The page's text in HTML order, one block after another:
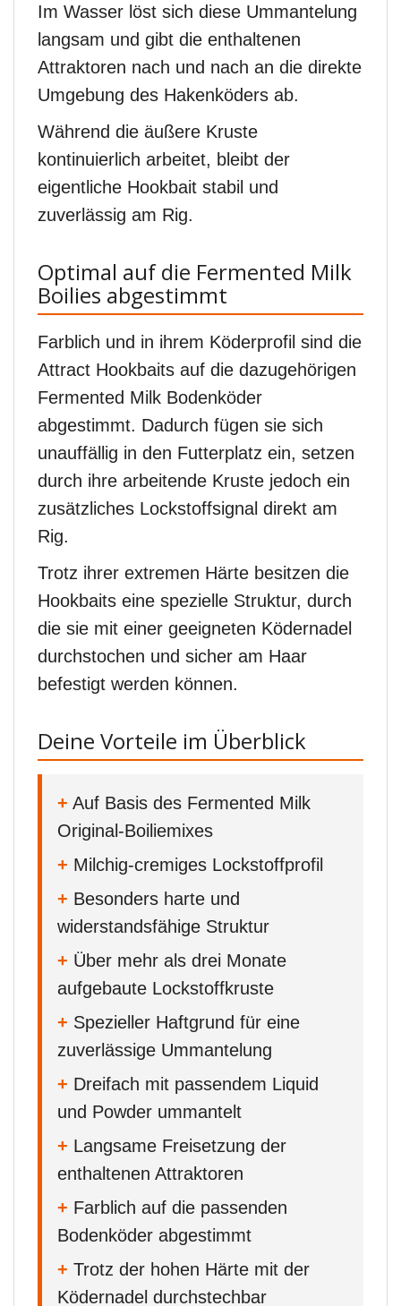
Im Wasser löst sich diese Ummantelung
langsam und gibt die enthaltenen
Attraktoren nach und nach an die direkte
Umgebung des Hakenköders ab.
Während die äußere Kruste
kontinuierlich arbeitet, bleibt der
eigentliche Hookbait stabil und
zuverlässig am Rig.
Optimal auf die Fermented Milk
Boilies abgestimmt
Farblich und in ihrem Köderprofil sind die
Attract Hookbaits auf die dazugehörigen
Fermented Milk Bodenköder
abgestimmt. Dadurch fügen sie sich
unauffällig in den Futterplatz ein, setzen
durch ihre arbeitende Kruste jedoch ein
zusätzliches Lockstoffsignal direkt am
Rig.
Trotz ihrer extremen Härte besitzen die
Hookbaits eine spezielle Struktur, durch
die sie mit einer geeigneten Ködernadel
durchstochen und sicher am Haar
befestigt werden können.
Deine Vorteile im Überblick
+ Auf Basis des Fermented Milk
Original-Boiliemixes
+ Milchig-cremiges Lockstoffprofil
+ Besonders harte und
widerstandsfähige Struktur
+ Über mehr als drei Monate
aufgebaute Lockstoffkruste
+ Spezieller Haftgrund für eine
zuverlässige Ummantelung
+ Dreifach mit passendem Liquid
und Powder ummantelt
+ Langsame Freisetzung der
enthaltenen Attraktoren
+ Farblich auf die passenden
Bodenköder abgestimmt
+ Trotz der hohen Härte mit der
Ködernadel durchstechbar